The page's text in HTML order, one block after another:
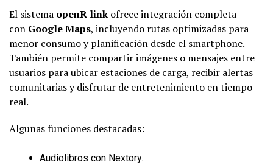
El sistema openR link ofrece integración completa
con Google Maps, incluyendo rutas optimizadas para
menor consumo y planificación desde el smartphone.
También permite compartir imágenes o mensajes entre
usuarios para ubicar estaciones de carga, recibir alertas
comunitarias y disfrutar de entretenimiento en tiempo
real.
Algunas funciones destacadas:
Audiolibros con Nextory.